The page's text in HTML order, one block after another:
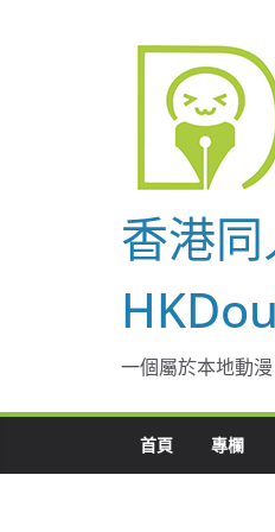
香港同
一個屬於本地動
首頁 專欄